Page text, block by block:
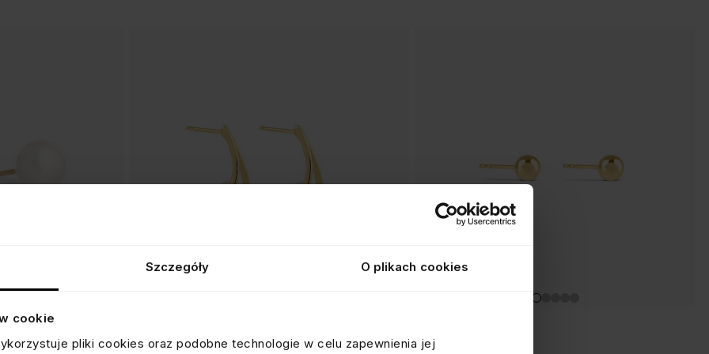
Szczegóły O plikach cookies
cookie
pliki cookies oraz podobne technologie w celu zapewnienia jej
srebrne pozłacane
srebrne pozłacane